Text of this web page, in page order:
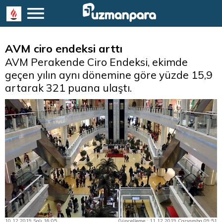
AVM ciro endeksi arttı
AVM Perakende Ciro Endeksi, ekimde
geçen yılın aynı dönemine göre yüzde 15,9
artarak 321 puana ulaştı.